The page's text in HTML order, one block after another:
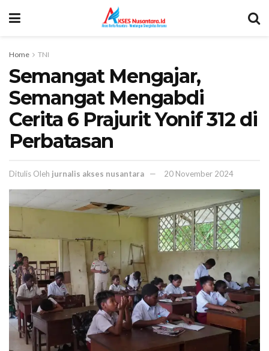
Home TNI
Semangat Mengajar,
Semangat Mengabdi
Cerita 6 Prajurit Yonif 312 di
Perbatasan
Ditulis Oleh jurnalis akses nusantara 20 November 2024